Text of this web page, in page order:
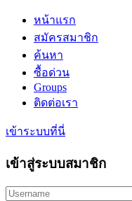
หน้าแรก
สมัครสมาชิก
ค้นหา
ซื้อด่วน
Groups
ติดต่อเรา
เข้าระบบที่นี่
เข้าสู่ระบบสมาชิก